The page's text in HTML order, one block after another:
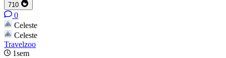
710
0
Celeste
Celeste
Travelzoo
1sem